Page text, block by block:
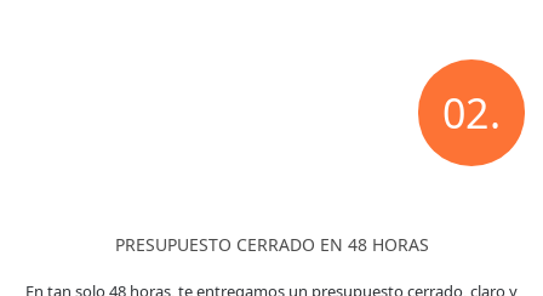
02.
PRESUPUESTO CERRADO EN 48 HORAS
En tan solo 48 horas, te entregamos un presupuesto cerrado, claro y